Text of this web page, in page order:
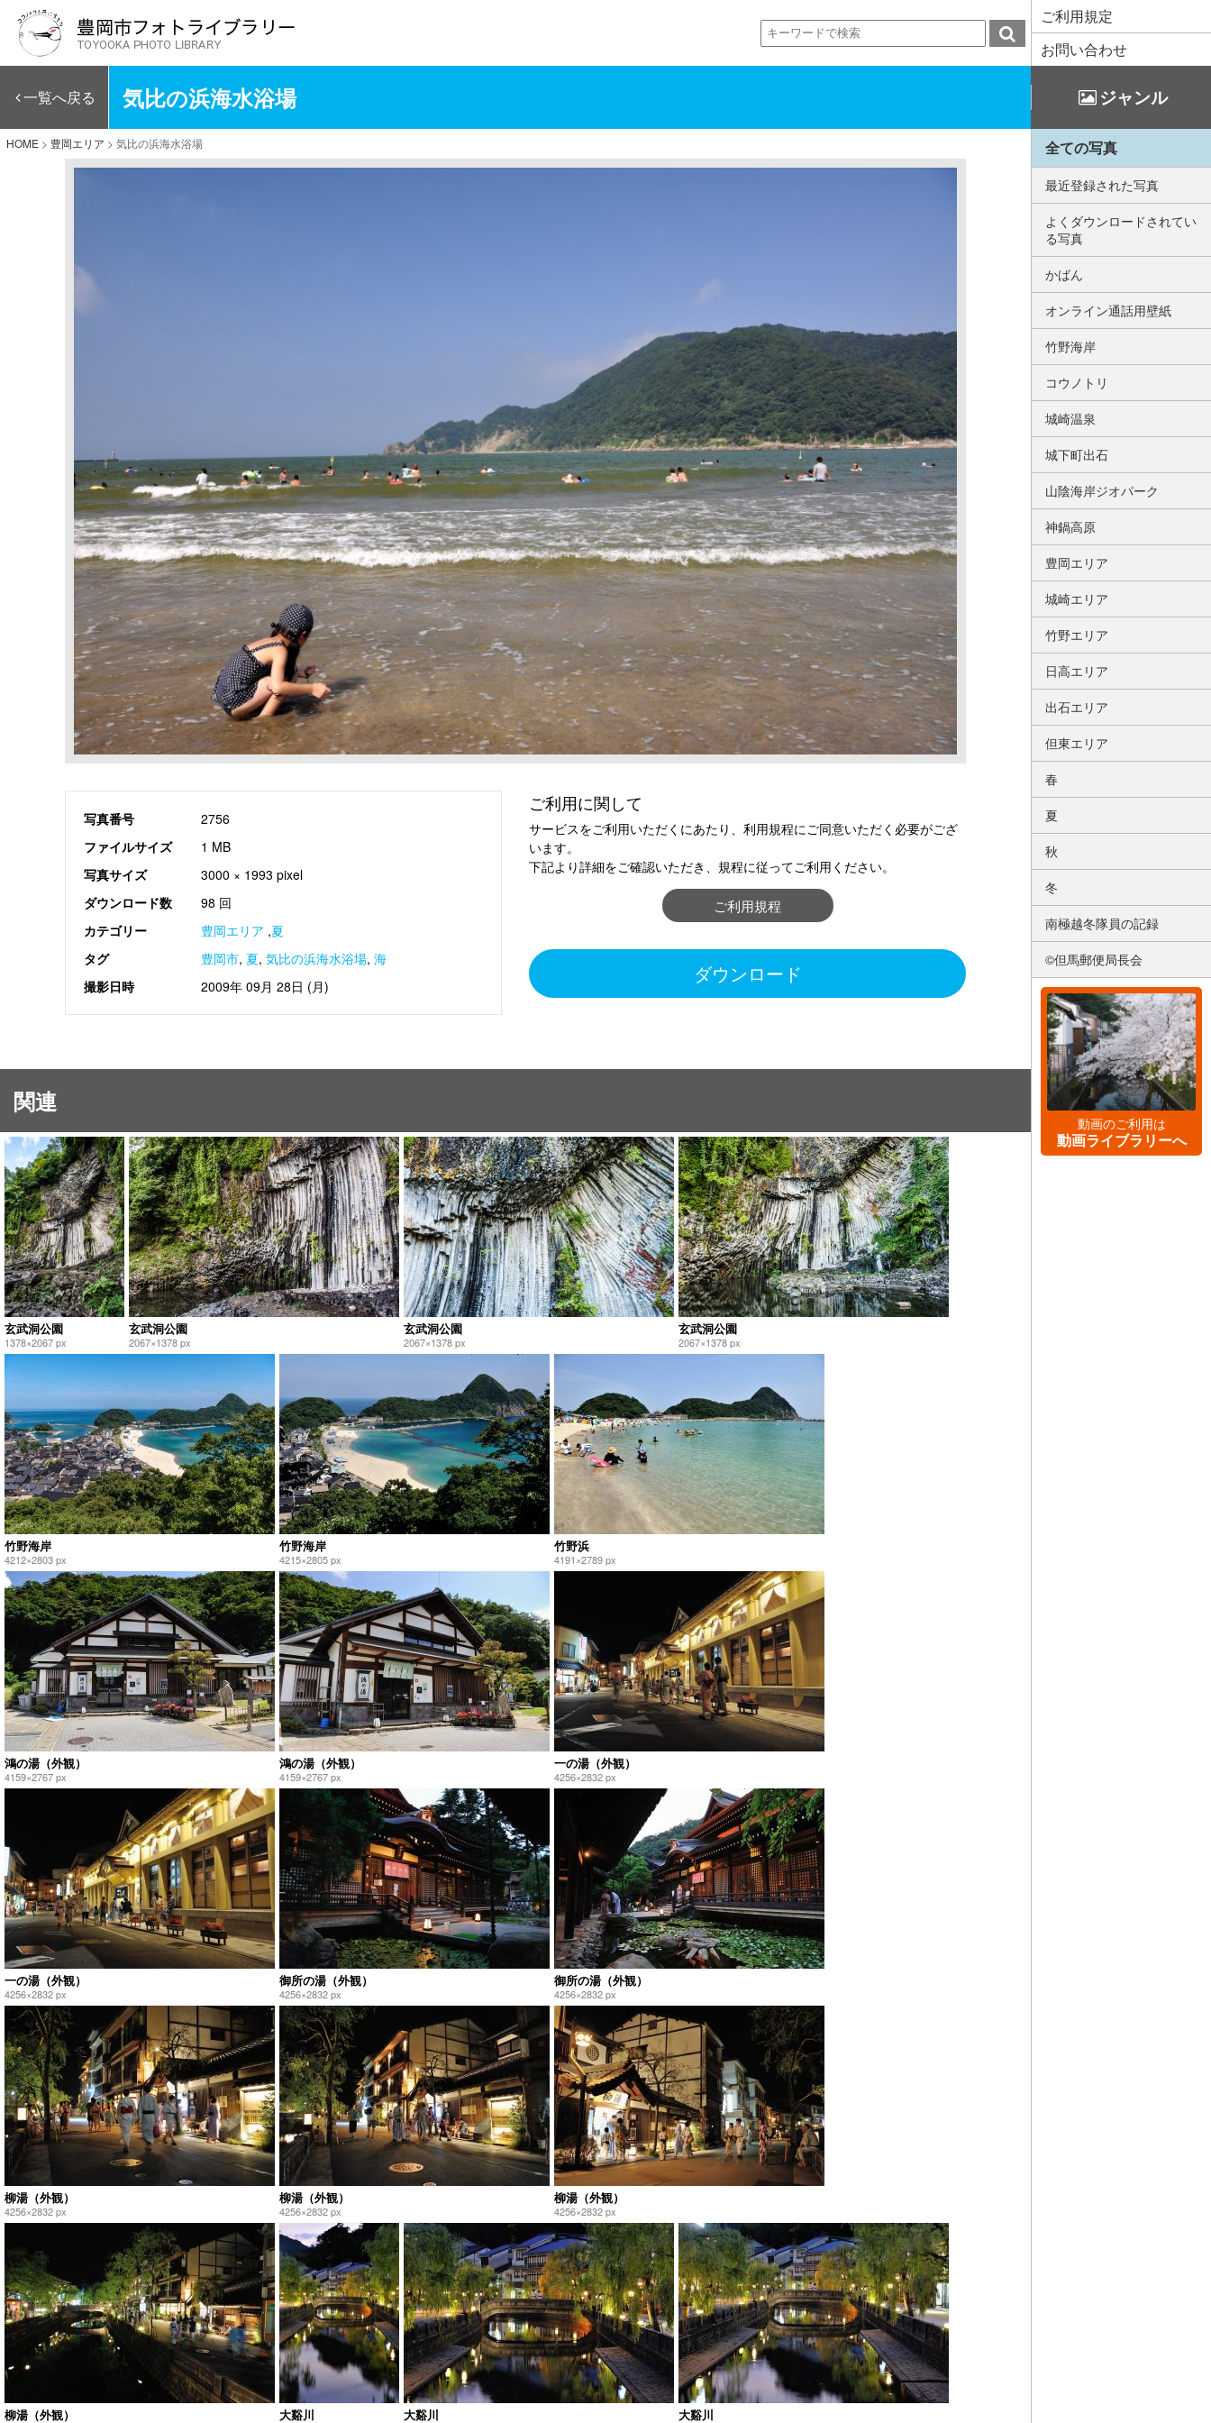
ご利用規定
お問い合わせ
一覧へ戻る 気比の浜海水浴場 ジャンル
HOME > 豊岡エリア > 気比の浜海水浴場
写真番号
2756
ファイルサイズ
1 MB
写真サイズ
3000 × 1993 pixel
ダウンロード数
98 回
カテゴリー
豊岡エリア ,夏
タグ
豊岡市, 夏, 気比の浜海水浴場, 海
撮影日時
2009年 09月 28日 (月)
ご利用に関して
サービスをご利用いただくにあたり、利用規程にご同意いただく必要がござ
います。
下記より詳細をご確認いただき、規程に従ってご利用ください。
ご利用規程
ダウンロード
関連
玄武洞公園
1378×2067 px
玄武洞公園
2067×1378 px
玄武洞公園
2067×1378 px
玄武洞公園
2067×1378 px
竹野海岸
4212×2803 px
竹野海岸
4215×2805 px
竹野浜
4191×2789 px
鴻の湯（外観）
4159×2767 px
鴻の湯（外観）
4159×2767 px
一の湯（外観）
4256×2832 px
一の湯（外観）
4256×2832 px
御所の湯（外観）
4256×2832 px
御所の湯（外観）
4256×2832 px
柳湯（外観）
4256×2832 px
柳湯（外観）
4256×2832 px
柳湯（外観）
4256×2832 px
柳湯（外観） 大谿川 大谿川 大谿川
全ての写真
最近登録された写真
よくダウンロードされてい
る写真
かばん
オンライン通話用壁紙
竹野海岸
コウノトリ
城崎温泉
城下町出石
山陰海岸ジオパーク
神鍋高原
豊岡エリア
城崎エリア
竹野エリア
日高エリア
出石エリア
但東エリア
春
夏
秋
冬
南極越冬隊員の記録
©但馬郵便局長会
動画のご利用は
動画ライブラリーへ